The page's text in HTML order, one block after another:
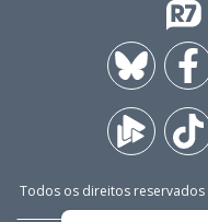
Todos os direitos reservados